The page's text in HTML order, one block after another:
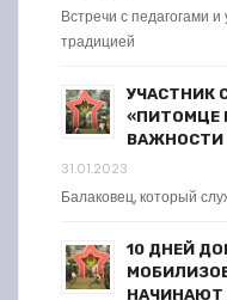
Встречи с педагогами
традицией
УЧАСТНИК
«ПИТОМЦЕ
31.01.2023
Балаковец, который
10 ДНЕЙ
НАЧИНАЮТ